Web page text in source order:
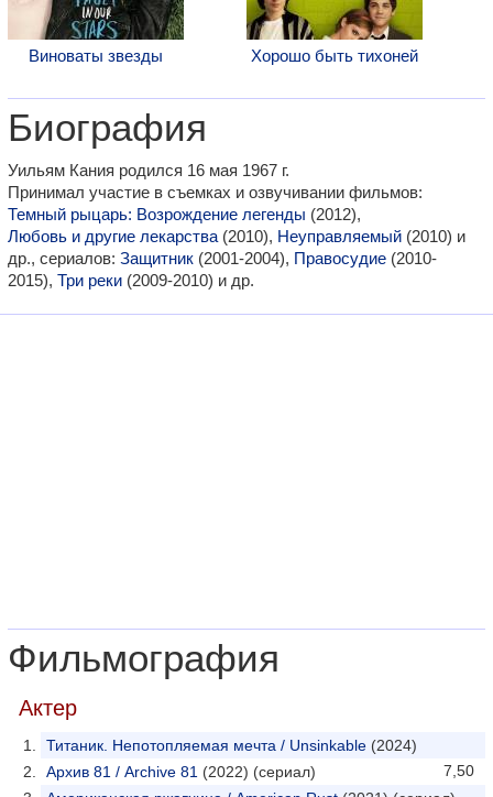
Виноваты звезды Хорошо быть тихоней
Биография
Уильям Кания родился 16 мая 1967 г.
Принимал участие в съемках и озвучивании фильмов:
Темный рыцарь: Возрождение легенды (2012),
Любовь и другие лекарства (2010), Неуправляемый (2010) и
др., сериалов: Защитник (2001-2004), Правосудие (2010-
2015), Три реки (2009-2010) и др.
Фильмография
Актер
Титаник. Непотопляемая мечта / Unsinkable (2024)
7,50
Архив 81 / Archive 81 (2022) (сериал)